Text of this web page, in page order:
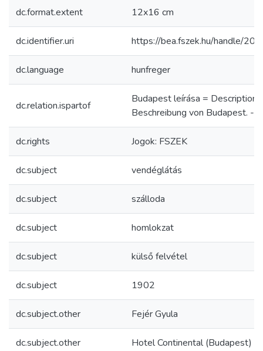
dc.format.extent 12x16 cm
dc.identifier.uri https://bea.fszek.hu/handle/
dc.language hunfreger
dc.relation.ispartof
Budapest leírása = Description
Beschreibung von Budapest. -
dc.rights Jogok: FSZEK
dc.subject vendéglátás
dc.subject szálloda
dc.subject homlokzat
dc.subject külső felvétel
dc.subject 1902
dc.subject.other Fejér Gyula
dc.subject.other Hotel Continental (Budapest)